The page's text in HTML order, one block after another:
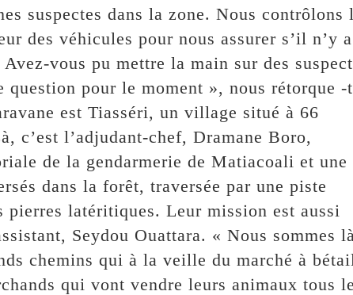
suspectes dans la zone. Nous contrôlons
des véhicules pour nous assurer s’il n’y
vous pu mettre la main sur des
question pour le moment », nous rétorque
est Tiasséri, un village situé à 66
c’est l’adjudant-chef, Dramane Boro,
de la gendarmerie de Matiacoali et une
dans la forêt, traversée par une piste
pierres latéritiques. Leur mission est aussi
Seydou Ouattara. « Nous sommes là
chemins qui à la veille du marché à
qui vont vendre leurs animaux tous